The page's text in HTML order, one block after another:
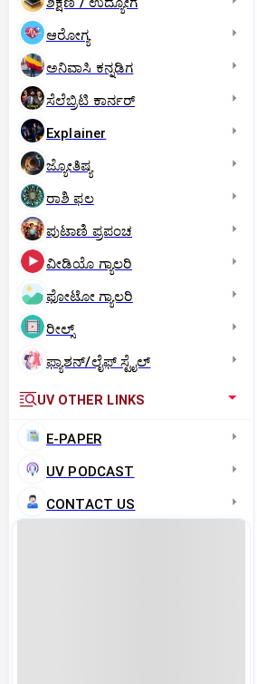
ಆರೋಗ್ಯ
ಅನಿವಾಸಿ ಕನ್ನಡಿಗ
ಸೆಲೆಬ್ರಿಟಿ ಕಾರ್ನರ್‌
Explainer
ಜ್ಯೋತಿಷ್ಯ
ರಾಶಿ ಫಲ
ಪುಟಾಣಿ ಪ್ರಪಂಚ
ವೀಡಿಯೊ ಗ್ಯಾಲರಿ
ಫೋಟೋ ಗ್ಯಾಲರಿ
ರೀಲ್ಸ್
ಫ್ಯಾಶನ್/ಲೈಫ್‌ ಸ್ಟೈಲ್
UV OTHER LINKS
E-PAPER
UV PODCAST
CONTACT US